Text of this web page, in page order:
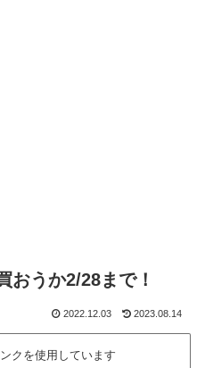
おうか2/28まで！
2022.12.03 2023.08.14
クを使用しています